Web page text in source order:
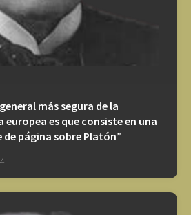
más segura de la
es que consiste en una
de página sobre Platón”